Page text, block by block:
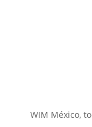
WIM México,